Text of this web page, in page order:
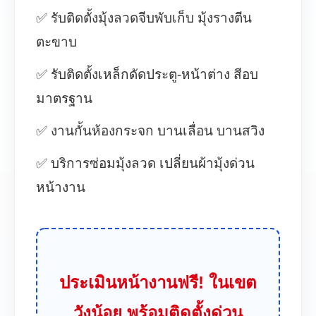
✅ รับติดตั้งมุ้งลวดจีบพับเก็บ มุ้งรางตีน
ตะขาบ
✅ รับติดตั้งเหล็กดัดประตู-หน้าต่าง สีอบ
มาตรฐาน
✅ งานกั้นห้องกระจก บานเลื่อน บานสวิง
✅ บริการซ่อมมุ้งลวด เปลี่ยนผ้ามุ้งด่วน
หน้างาน
ประเมินหน้างานฟรี! ในเขต